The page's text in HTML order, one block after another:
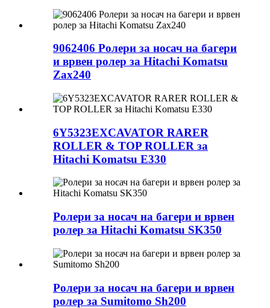
9062406 Ролери за носач на багери
и врвен ролер за Hitachi Komatsu
Zax240
6Y5323EXCAVATOR RARER
ROLLER & TOP ROLLER за
Hitachi Komatsu E330
Ролери за носач на багери и врвен
ролер за Hitachi Komatsu SK350
Ролери за носач на багери и врвен
ролер за Sumitomo Sh200